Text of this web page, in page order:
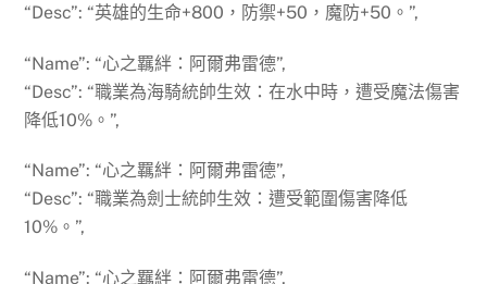
“Desc”: “英雄的生命+800，防禦+50，魔防+50。”,
“Name”: “心之羈絆：阿爾弗雷德”,
“Desc”: “職業為海騎統帥生效：在水中時，遭受魔法傷害
降低10%。”,
“Name”: “心之羈絆：阿爾弗雷德”,
“Desc”: “職業為劍士統帥生效：遭受範圍傷害降低
10%。”,
“Name”: “心之羈絆：阿爾弗雷德”,